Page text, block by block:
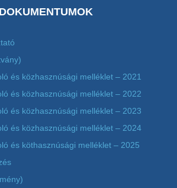
és közhasznúsági melléklet – 2021
és közhasznúsági melléklet – 2022
és közhasznúsági melléklet – 2023
és közhasznúsági melléklet – 2024
és köthasznúsági melléklet – 2025